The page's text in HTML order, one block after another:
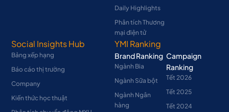
Daily Highlights
Phân tích Thương
mại điện tử
Social Insights Hub
Bảng xếp hạng
Báo cáo thị trường
Company
Kiến thức học thuật
YMI Ranking
Brand Ranking
Ngành Bia
Ngành Sữa bột
Ngành Ngân
hàng
Campaign
Ranking
Tết 2026
Tết 2025
Tết 2024